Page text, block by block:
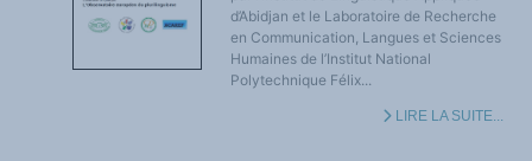
LES FONDAMENTAUX
Les acteurs du plurilinguisme
Multilinguismes et plurilinguismes
d’Abidjan et le Laboratoire de Recherche
en Communication, Langues et Sciences
Humaines de l’Institut National
Polytechnique Félix...
LIRE LA SUITE...